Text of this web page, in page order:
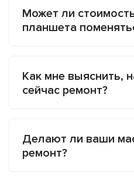
Может ли
планшета
Как мне выяснить,
сейчас ремонт?
Делают ли ваши
ремонт?